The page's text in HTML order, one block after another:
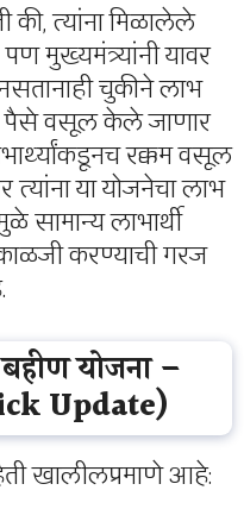
की, त्यांना मिळालेले
मुख्यमंत्र्यांनी यावर
चुकीने लाभ
पैसे वसूल केले जाणार
रक्कम वसूल
या योजनेचा लाभ
सामान्य लाभार्थी
करण्याची गरज
योजना –
Update)
खालीलप्रमाणे आहे: